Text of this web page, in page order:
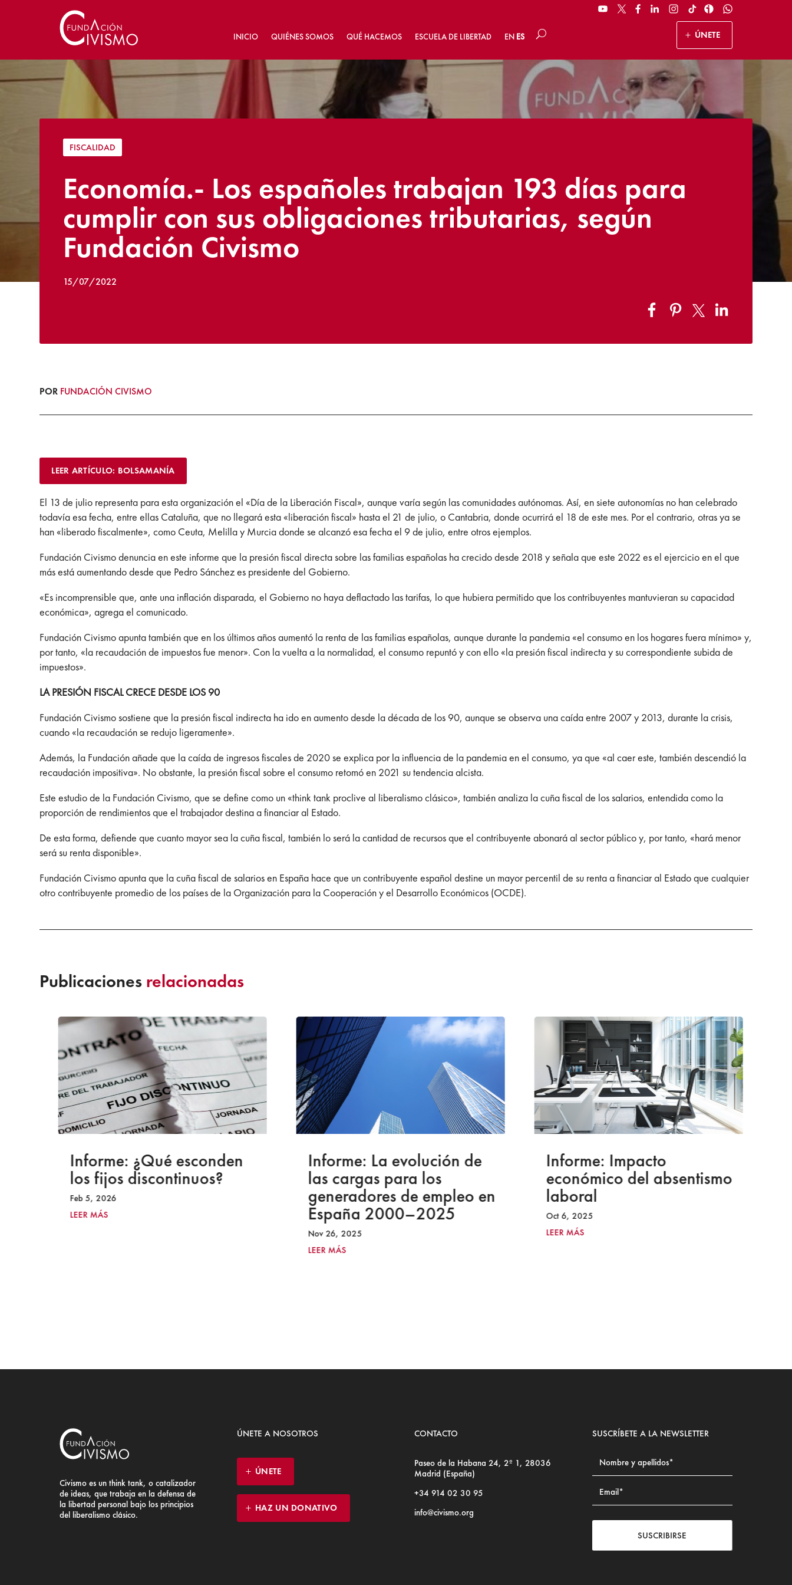
INICIO QUIÉNES SOMOS QUÉ HACEMOS ESCUELA DE LIBERTAD EN ES ÚNETE
FISCALIDAD
Economía.- Los españoles trabajan 193 días para
cumplir con sus obligaciones tributarias, según
Fundación Civismo
15/07/2022
POR FUNDACIÓN CIVISMO
LEER ARTÍCULO: BOLSAMANÍA
El 13 de julio representa para esta organización el «Día de la Liberación Fiscal», aunque varía según las comunidades autónomas. Así, en siete autonomías no han celebrado
todavía esa fecha, entre ellas Cataluña, que no llegará esta «liberación fiscal» hasta el 21 de julio, o Cantabria, donde ocurrirá el 18 de este mes. Por el contrario, otras ya se
han «liberado fiscalmente», como Ceuta, Melilla y Murcia donde se alcanzó esa fecha el 9 de julio, entre otros ejemplos.
Fundación Civismo denuncia en este informe que la presión fiscal directa sobre las familias españolas ha crecido desde 2018 y señala que este 2022 es el ejercicio en el que
más está aumentando desde que Pedro Sánchez es presidente del Gobierno.
«Es incomprensible que, ante una inflación disparada, el Gobierno no haya deflactado las tarifas, lo que hubiera permitido que los contribuyentes mantuvieran su capacidad
económica», agrega el comunicado.
Fundación Civismo apunta también que en los últimos años aumentó la renta de las familias españolas, aunque durante la pandemia «el consumo en los hogares fuera mínimo» y,
por tanto, «la recaudación de impuestos fue menor». Con la vuelta a la normalidad, el consumo repuntó y con ello «la presión fiscal indirecta y su correspondiente subida de
impuestos».
LA PRESIÓN FISCAL CRECE DESDE LOS 90
Fundación Civismo sostiene que la presión fiscal indirecta ha ido en aumento desde la década de los 90, aunque se observa una caída entre 2007 y 2013, durante la crisis,
cuando «la recaudación se redujo ligeramente».
Además, la Fundación añade que la caída de ingresos fiscales de 2020 se explica por la influencia de la pandemia en el consumo, ya que «al caer este, también descendió la
recaudación impositiva». No obstante, la presión fiscal sobre el consumo retomó en 2021 su tendencia alcista.
Este estudio de la Fundación Civismo, que se define como un «think tank proclive al liberalismo clásico», también analiza la cuña fiscal de los salarios, entendida como la
proporción de rendimientos que el trabajador destina a financiar al Estado.
De esta forma, defiende que cuanto mayor sea la cuña fiscal, también lo será la cantidad de recursos que el contribuyente abonará al sector público y, por tanto, «hará menor
será su renta disponible».
Fundación Civismo apunta que la cuña fiscal de salarios en España hace que un contribuyente español destine un mayor percentil de su renta a financiar al Estado que cualquier
otro contribuyente promedio de los países de la Organización para la Cooperación y el Desarrollo Económicos (OCDE).
Publicaciones relacionadas
Informe: ¿Qué esconden
los fijos discontinuos?
Feb 5, 2026
LEER MÁS
Informe: La evolución de
las cargas para los
generadores de empleo en
España 2000–2025
Nov 26, 2025
LEER MÁS
Informe: Impacto
económico del absentismo
laboral
Oct 6, 2025
LEER MÁS
Civismo es un think tank, o catalizador
de ideas, que trabaja en la defensa de
la libertad personal bajo los principios
del liberalismo clásico.
ÚNETE A NOSOTROS
ÚNETE
HAZ UN DONATIVO
CONTACTO
Paseo de la Habana 24, 2º 1, 28036
Madrid (España)
+34 914 02 30 95
info@civismo.org
SUSCRÍBETE A LA NEWSLETTER
SUSCRIBIRSE